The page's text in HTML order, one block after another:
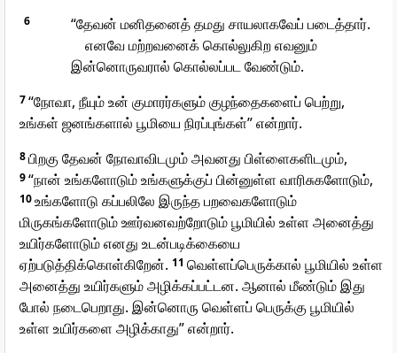
6
“தேவன் மனிதனைத் தமது சாயலாகவேப் படைத்தார்.
எனவே மற்றவனைக் கொல்லுகிற எவனும்
இன்னொருவரால் கொல்லப்பட வேண்டும்.
7“நோவா, நீயும் உன் குமாரர்களும் குழந்தைகளைப் பெற்று,
உங்கள் ஜனங்களால் பூமியை நிரப்புங்கள்” என்றார்.
8பிறகு தேவன் நோவாவிடமும் அவனது பிள்ளைகளிடமும்,
9“நான் உங்களோடும் உங்களுக்குப் பின்னுள்ள வாரிசுகளோடும்,
10உங்களோடு கப்பலிலே இருந்த பறவைகளோடும்
மிருகங்களோடும் ஊர்வனவற்றோடும் பூமியில் உள்ள அனைத்து
உயிர்களோடும் எனது உடன்படிக்கையை
ஏற்படுத்திக்கொள்கிறேன். 11 வெள்ளப்பெருக்கால் பூமியில் உள்ள
அனைத்து உயிர்களும் அழிக்கப்பட்டன. ஆனால் மீண்டும் இது
போல் நடைபெறாது. இன்னொரு வெள்ளப் பெருக்கு பூமியில்
உள்ள உயிர்களை அழிக்காது” என்றார்.